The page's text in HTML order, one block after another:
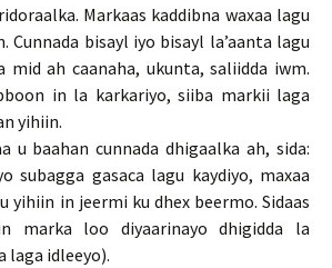
Markaas kaddibna waxaa lagu
Cunnada bisayl iyo bisayl la’aanta lagu
mid ah caanaha, ukunta, saliidda iwm.
in la karkariyo, siiba markii laga
yihiin.
u baahan cunnada dhigaalka ah, sida:
subagga gasaca lagu kaydiyo, maxaa
yihiin in jeermi ku dhex beermo. Sidaas
marka loo diyaarinayo dhigidda la
idleeyo).